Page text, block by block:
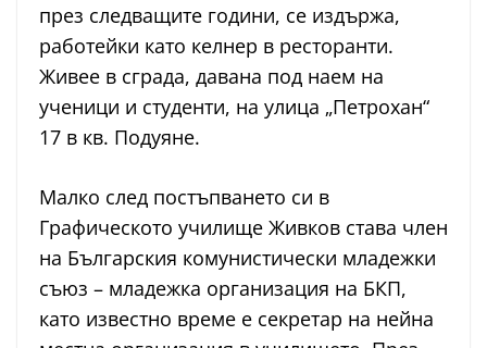
през следващите години, се издържа,
работейки като келнер в ресторанти.
Живее в сграда, давана под наем на
ученици и студенти, на улица „Петрохан“
17 в кв. Подуяне.
Малко след постъпването си в
Графическото училище Живков става член
на Българския комунистически младежки
съюз – младежка организация на БКП,
като известно време е секретар на нейна